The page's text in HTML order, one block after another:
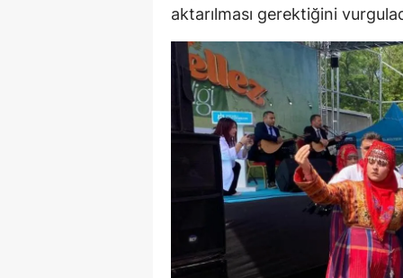
aktarılması gerektiğini